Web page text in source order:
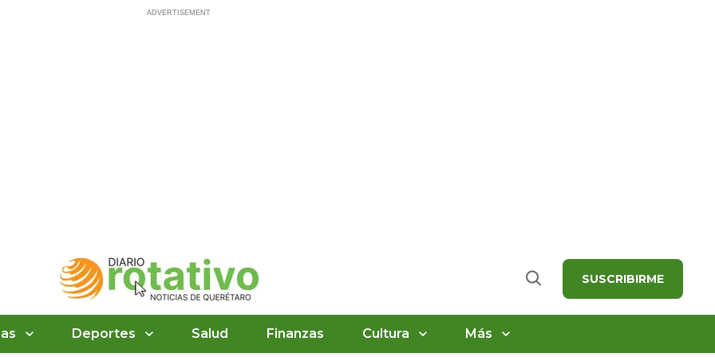
Buscar SUSCRIBIRME
Deportes Salud Finanzas Cultura Más